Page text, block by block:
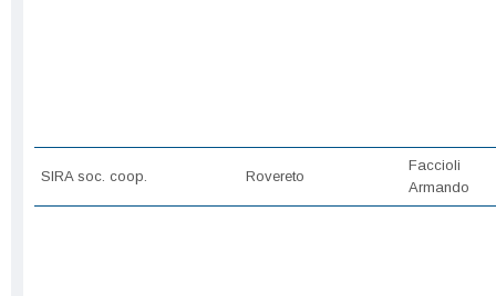
SIRA soc. coop. Rovereto
Faccioli
Armando